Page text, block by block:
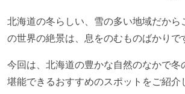
北海道の冬らしい、雪の多い地域だから
の世界の絶景は、息をのむものばかりで
今回は、北海道の豊かな自然のなかで冬
堪能できるおすすめのスポットをご紹介